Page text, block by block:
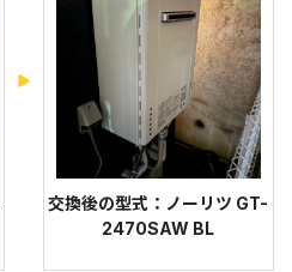
交換後の型式：ノーリツ GT-
2470SAW BL